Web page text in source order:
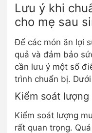
Lưu ý khi
cho mẹ sau
Để các món ăn lợi
quả và đảm bảo
cần lưu ý một số
trình chuẩn bị.
Kiểm soát
Kiểm soát lượng
rất quan trọng.